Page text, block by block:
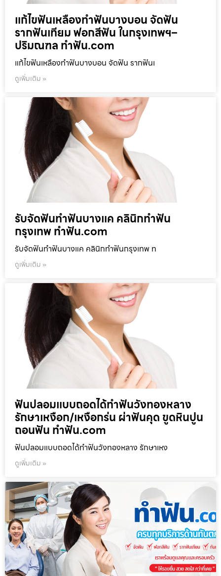
แก้ไขฟันเหลืองทำฟันบางบอน จัดฟัน
รากฟันเทียม ฟอกสีฟัน ในกรุงเทพฯ–
ปริมณฑล ทำฟัน.com
แก้ไขฟันเหลืองทำฟันบางบอน จัดฟัน รากฟันเ
ดูเพิ่มเติม »
รับจัดฟันทำฟันบางแค คลินิกทำฟัน
กรุงเทพ ทำฟัน.com
รับจัดฟันทำฟันบางแค คลินิกทำฟันกรุงเทพ ท
ดูเพิ่มเติม »
ฟันปลอมแบบถอดได้ทำฟันวังทองหลาง
รักษาเหงือก/เหงือกร่น ผ่าฟันคุด ขูดหินปูน
ถอนฟัน ทำฟัน.com
ฟันปลอมแบบถอดได้ทำฟันวังทองหลาง รักษาเหง
ดูเพิ่มเติม »